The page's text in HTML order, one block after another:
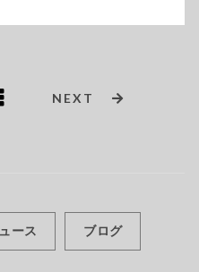
NEXT
ース ブログ